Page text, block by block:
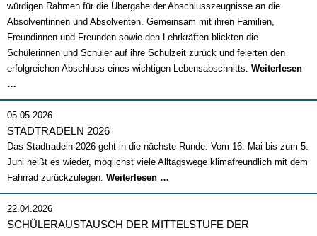
würdigen Rahmen für die Übergabe der Abschlusszeugnisse an die
Absolventinnen und Absolventen. Gemeinsam mit ihren Familien,
Freundinnen und Freunden sowie den Lehrkräften blickten die
Schülerinnen und Schüler auf ihre Schulzeit zurück und feierten den
erfolgreichen Abschluss eines wichtigen Lebensabschnitts. Weiterlesen
…
2026
05.05.2026
STADTRADELN 2026
Das Stadtradeln 2026 geht in die nächste Runde: Vom 16. Mai bis zum 5.
Juni heißt es wieder, möglichst viele Alltagswege klimafreundlich mit dem
Fahrrad zurückzulegen. Weiterlesen …
2026
22.04.2026
SCHÜLERAUSTAUSCH DER MITTELSTUFE DER